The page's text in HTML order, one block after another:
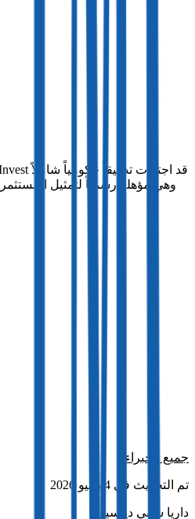
وهي مؤهلة رسمياً لتمثيل
جميع الخبراء
تم التحديث في 4 يونيو 2026
داريا ساني دينسيل